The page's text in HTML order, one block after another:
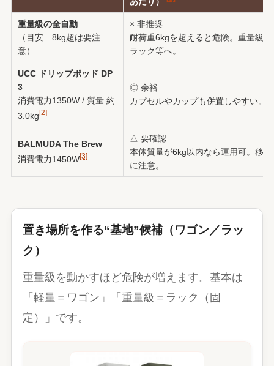
重量級の全自動
（目安 8kg超は要注
意）
× 非推奨
耐荷重6kgを超えると危険。重量級
ラック等へ。
UCC ドリップポッド DP
3
消費電力1350W / 質量 約
3.0kg[2]
◎ 余裕
カプセルやカップも併置しやすい。
BALMUDA The Brew
消費電力1450W[3]
△ 要確認
本体質量が6kg以内なら運用可。移
に注意。
置き場所を作る“基地”候補（ワゴン／ラッ
ク）
重量級を動かすほど危険が増えます。基本は
「軽量＝ワゴン」「重量級＝ラック（固
定）」です。